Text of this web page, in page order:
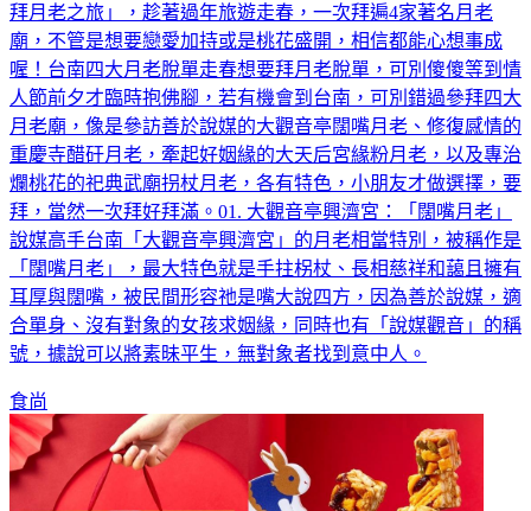
也正是拜月老的最佳契機。尤其府城台南近年推出知名的「參
拜月老之旅」，趁著過年旅遊走春，一次拜遍4家著名月老
廟，不管是想要戀愛加持或是桃花盛開，相信都能心想事成
喔！台南四大月老脫單走春想要拜月老脫單，可別傻傻等到情
人節前夕才臨時抱佛腳，若有機會到台南，可別錯過參拜四大
月老廟，像是參訪善於說媒的大觀音亭闊嘴月老、修復感情的
重慶寺醋矸月老，牽起好姻緣的大天后宮緣粉月老，以及專治
爛桃花的祀典武廟拐杖月老，各有特色，小朋友才做選擇，要
拜，當然一次拜好拜滿。01. 大觀音亭興濟宮：「闊嘴月老」
說媒高手台南「大觀音亭興濟宮」的月老相當特別，被稱作是
「闊嘴月老」，最大特色就是手拄柺杖、長相慈祥和藹且擁有
耳厚與闊嘴，被民間形容祂是嘴大說四方，因為善於說媒，適
合單身、沒有對象的女孩求姻緣，同時也有「說媒觀音」的稱
食尚